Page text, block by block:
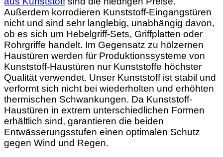
Außerdem korrodieren Kunststoff-Eingangstüren
nicht und sind sehr langlebig, unabhängig davon,
ob es sich um Hebelgriff-Sets, Griffplatten oder
Rohrgriffe handelt. Im Gegensatz zu hölzernen
Haustüren werden für Produktionssysteme von
Kunststoff-Haustüren nur Kunststoffe höchster
Qualität verwendet. Unser Kunststoff ist stabil und
verformt sich nicht bei wiederholten und erhöhten
thermischen Schwankungen. Da Kunststoff-
Haustüren in extrem unterschiedlichen Formen
erhältlich sind, garantieren die beiden
Entwässerungsstufen einen optimalen Schutz
gegen Wind und Regen.